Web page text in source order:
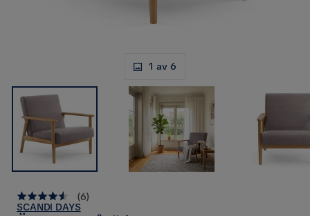
1 av 6
(6)
SCANDI DAYS